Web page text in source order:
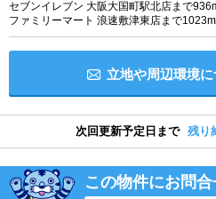
セブンイレブン 大阪大国町駅北店まで
ファミリーマート 浪速敷津東店まで1023m
立地や周辺環境に
次回更新予定日まで 残り
この物件にお問